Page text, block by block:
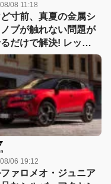
08 11:18
寸前、真夏の金属シ
ブが触れない問題が
だけで解決! レッツ
リコンカバーが夏も
適すぎる! 【CAR
図鑑】
06 19:12
ァロメオ・ジュニア